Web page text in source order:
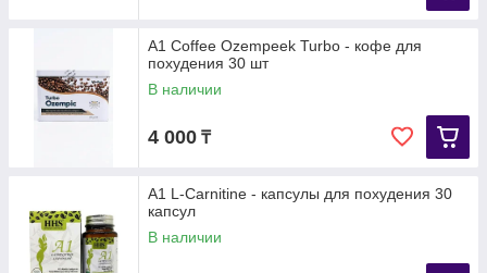
A1 Coffee Ozempeek Turbo - кофе для
похудения 30 шт
В наличии
4 000 ₸
A1 L-Carnitine - капсулы для похудения 30
капсул
В наличии